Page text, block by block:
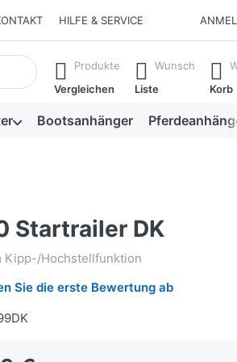
HILFE & SERVICE
erste Ergebnisse. Drücken Sie die
Produkte
Vergleichen
Wunsch
Liste
Korb
Bootsanhänger
Startrailer DK
Kipp-/Hochstellfunktion
Sie die erste Bewertung ab